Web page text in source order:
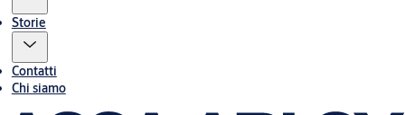
Storie
Contatti
Chi siamo